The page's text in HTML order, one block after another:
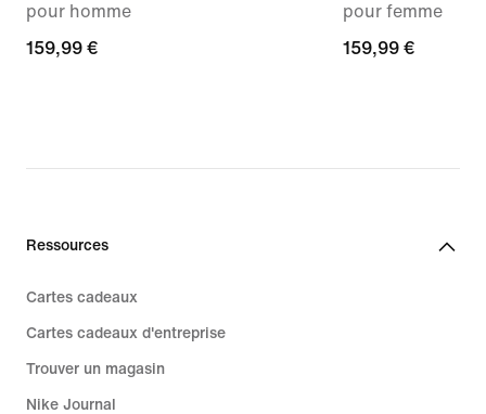
pour homme
159,99 €
159,99 €
pour femme
159,99 €
159,99 €
Ressources
Cartes cadeaux
Cartes cadeaux d'entreprise
Trouver un magasin
Nike Journal